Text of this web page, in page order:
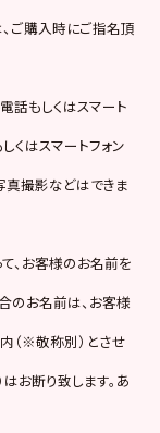
ご購入時にご指名頂
話もしくはスマート
はスマートフォン
撮影などはできま
、お客様のお名前を
お名前は、お客様
※敬称別）とさせ
お断り致します。あ